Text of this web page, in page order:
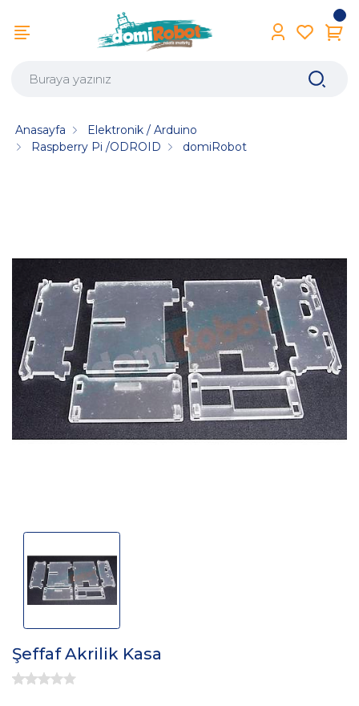
Anasayfa
Elektronik / Arduino
Raspberry Pi /ODROID
domiRobot
Şeffaf Akrilik Kasa